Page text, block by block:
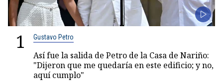
1 Gustavo Petro
Así fue la salida de Petro de la Casa de Nariño:
"Dijeron que me quedaría en este edificio; y no,
aquí cumplo"